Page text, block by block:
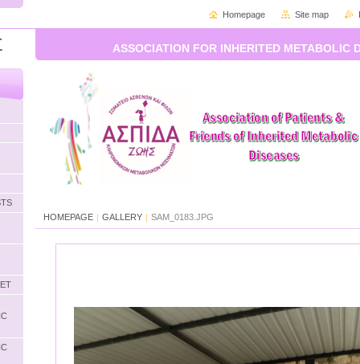
ASSOCIATION FOR INHERITED METABOLIC
HOMEPAGE | GALLERY | SAM_0183.JPG
Homepage Site map